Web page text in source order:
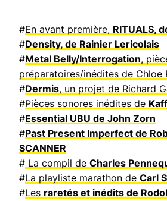
#En avant première, RITUALS,
#Density, de Rainier Lericolais
#Metal Belly/Interrogation,
préparatoires/inédites de Chloe
#Dermis, un projet de Richard
#Pièces sonores inédites de
#Essential UBU de John Zorn
#Past Present Imperfect de
SCANNER
# La compil de Charles
#La playliste marathon de Carl
#Les raretés et inédits de